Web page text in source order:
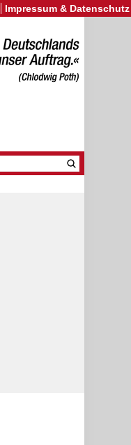
Impressum & Datenschutz